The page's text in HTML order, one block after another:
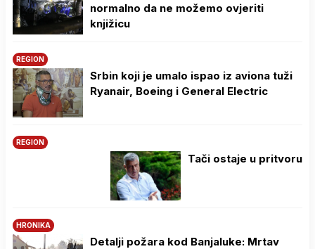
normalno da ne možemo ovjeriti
knjižicu
REGION
Srbin koji je umalo ispao iz aviona tuži
Ryanair, Boeing i General Electric
REGION
Tači ostaje u pritvoru
HRONIKA
Detalji požara kod Banjaluke: Mrtav